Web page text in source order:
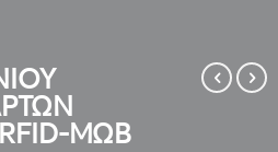
ΜΩΒ